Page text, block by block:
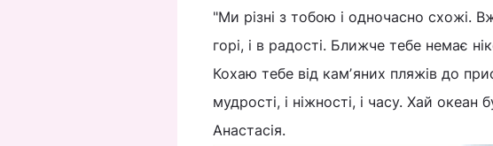
"Ми різні з тобою і одночасно схожі.
горі, і в радості. Ближче тебе немає
Кохаю тебе від камʼяних пляжів до
мудрості, і ніжності, і часу. Хай океан
Анастасія.